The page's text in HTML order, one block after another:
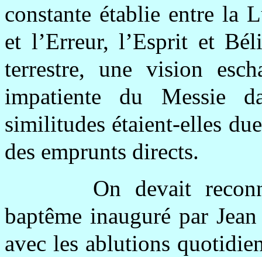
constante établie entre la
et l’Erreur, l’Esprit et
terrestre, une vision
impatiente du Messie
similitudes étaient-elles
des emprunts directs.
On devait
baptême inauguré par
avec les ablutions